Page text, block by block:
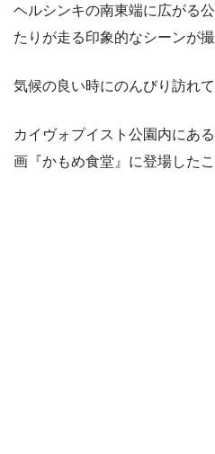
ヘルシンキの南東端に広がる
たりが走る印象的なシーンが撮
気候の良い時にのんびり訪れ
カイヴォプイスト公園内にあ
画『かもめ食堂』に登場した